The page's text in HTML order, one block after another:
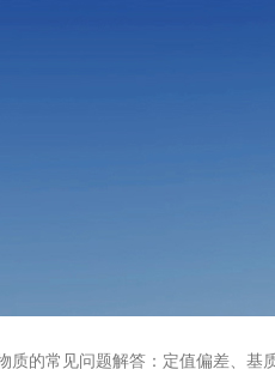
质的常见问题解答：定值偏差、基